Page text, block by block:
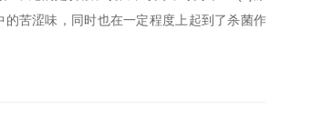
苦涩味，同时也在一定程度上起到了杀菌作